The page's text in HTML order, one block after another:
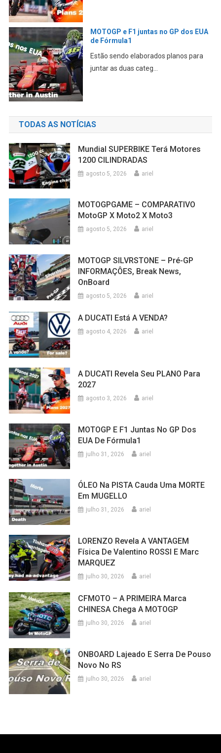
MOTOGP e F1 juntas no GP dos EUA
de Fórmula1
Estão sendo elaborados planos para
juntar as duas categ...
TODAS AS NOTÍCIAS
Mundial SUPERBIKE Terá Motores
1200 CILINDRADAS
agosto 5, 2026 ariel
MOTOGPGAME – COMPARATIVO
MotoGP X Moto2 X Moto3
agosto 5, 2026 ariel
MOTOGP SILVRSTONE – Pré-GP
INFORMAÇÔES, Break News,
OnBoard
agosto 5, 2026 ariel
A DUCATI Está A VENDA?
agosto 4, 2026 ariel
A DUCATI Revela Seu PLANO Para
2027
agosto 3, 2026 ariel
MOTOGP E F1 Juntas No GP Dos
EUA De Fórmula1
julho 31, 2026 ariel
ÓLEO Na PISTA Cauda Uma MORTE
Em MUGELLO
julho 31, 2026 ariel
LORENZO Revela A VANTAGEM
Física De Valentino ROSSI E Marc
MARQUEZ
julho 30, 2026 ariel
CFMOTO – A PRIMEIRA Marca
CHINESA Chega A MOTOGP
julho 30, 2026 ariel
ONBOARD Lajeado E Serra De Pouso
Novo No RS
julho 30, 2026 ariel